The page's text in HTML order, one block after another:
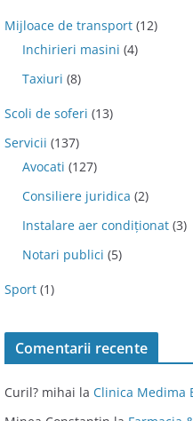
Mijloace de transport (12)
Inchirieri masini (4)
Taxiuri (8)
Scoli de soferi (13)
Servicii (137)
Avocati (127)
Consiliere juridica (2)
Instalare aer condiționat (3)
Notari publici (5)
Sport (1)
Comentarii recente
Curil? mihai la Clinica Medima